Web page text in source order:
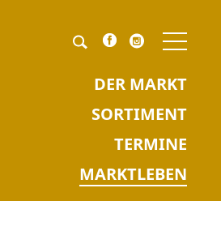
DER MARKT
SORTIMENT
TERMINE
MARKTLEBEN
Pflichtfeld
Keyword *